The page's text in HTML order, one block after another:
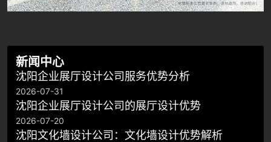
新闻中心
沈阳企业展厅设计公司服务优势分析
2026-07-31
沈阳企业展厅设计公司的展厅设计优势
2026-07-20
沈阳文化墙设计公司：文化墙设计优势解析